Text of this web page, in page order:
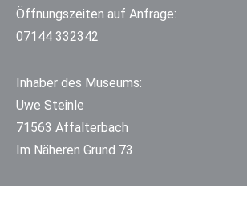
Öffnungszeiten auf Anfrage:
07144 332342
Inhaber des Museums:
Uwe Steinle
71563 Affalterbach
Im Näheren Grund 73